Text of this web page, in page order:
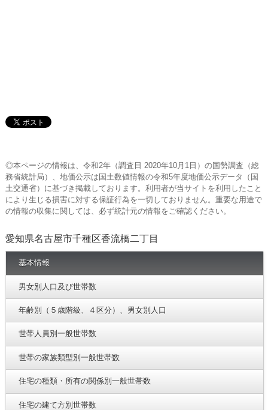
◎本ページの情報は、令和2年（調査日 2020年10月1日）の国勢調査（総
務省統計局）、地価公示は国土数値情報の令和5年度地価公示データ（国
土交通省）に基づき掲載しております。利用者が当サイトを利用したこと
により生じる損害に対する保証行為を一切しておりません。重要な用途で
の情報の収集に関しては、必ず統計元の情報をご確認ください。
愛知県名古屋市千種区香流橋二丁目
基本情報
男女別人口及び世帯数
年齢別（５歳階級、４区分）、男女別人口
世帯人員別一般世帯数
世帯の家族類型別一般世帯数
住宅の種類・所有の関係別一般世帯数
住宅の建て方別世帯数